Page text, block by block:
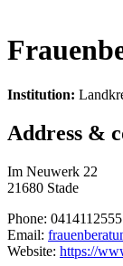
Institution:
Address &
Im Neuwerk 22
21680 Stade
Phone:
Email:
Website: https://